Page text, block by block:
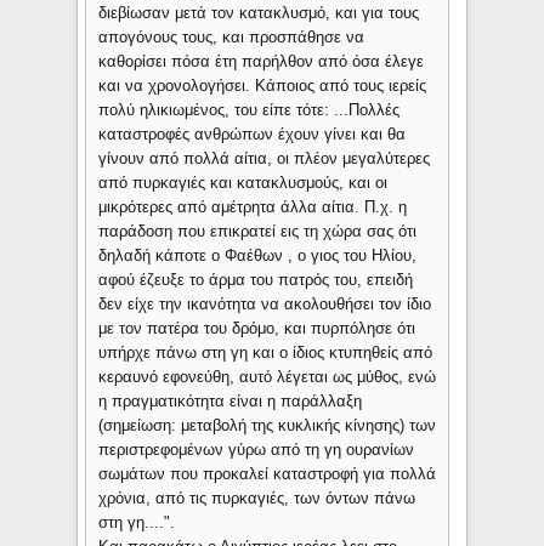
διεβίωσαν μετά τον κατακλυσμό, και για τους
απογόνους τους, και προσπάθησε να
καθορίσει πόσα έτη παρήλθον από όσα έλεγε
και να χρονολογήσει. Κάποιος από τους ιερείς
πολύ ηλικιωμένος, του είπε τότε: ...Πολλές
καταστροφές ανθρώπων έχουν γίνει και θα
γίνουν από πολλά αίτια, οι πλέον μεγαλύτερες
από πυρκαγιές και κατακλυσμούς, και οι
μικρότερες από αμέτρητα άλλα αίτια. Π.χ. η
παράδοση που επικρατεί εις τη χώρα σας ότι
δηλαδή κάποτε ο Φαέθων , ο γιος του Ηλίου,
αφού έζευξε το άρμα του πατρός του, επειδή
δεν είχε την ικανότητα να ακολουθήσει τον ίδιο
με τον πατέρα του δρόμο, και πυρπόλησε ότι
υπήρχε πάνω στη γη και ο ίδιος κτυπηθείς από
κεραυνό εφονεύθη, αυτό λέγεται ως μύθος, ενώ
η πραγματικότητα είναι η παράλλαξη
(σημείωση: μεταβολή της κυκλικής κίνησης) των
περιστρεφομένων γύρω από τη γη ουρανίων
σωμάτων που προκαλεί καταστροφή για πολλά
χρόνια, από τις πυρκαγιές, των όντων πάνω
στη γη....".